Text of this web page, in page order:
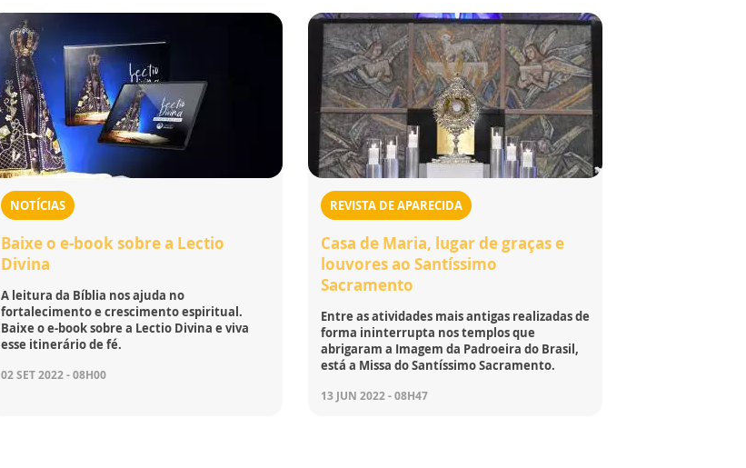
NOTÍCIAS
Baixe o e-book sobre a Lectio
Divina
A leitura da Bíblia nos ajuda no
fortalecimento e crescimento espiritual.
Baixe o e-book sobre a Lectio Divina e viva
esse itinerário de fé.
02 SET 2022 - 08H00
REVISTA DE APARECIDA
Casa de Maria, lugar de graças e
louvores ao Santíssimo
Sacramento
Entre as atividades mais antigas realizadas de
forma ininterrupta nos templos que
abrigaram a Imagem da Padroeira do Brasil,
está a Missa do Santíssimo Sacramento.
13 JUN 2022 - 08H47